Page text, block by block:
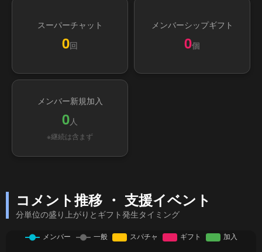
スーパーチャット
0回
メンバーシップギフト
0個
メンバー新規加入
0人
※継続は含まず
コメント推移 ・ 支援イベント
分単位の盛り上がりとギフト発生タイミング